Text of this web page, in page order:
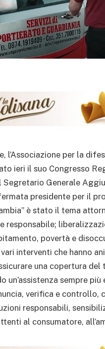
l’Associazione per la
ieri il suo Congresso
Segretario Generale
presidente per il
è stato il tema
responsabile;
povertà e
interventi che hanno
una copertura
un’assistenza sempre
verifica e
responsabili,
al consumatore,